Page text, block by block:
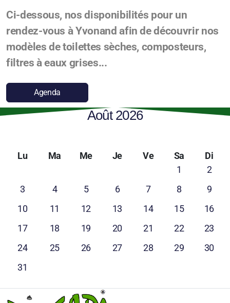
Ci-dessous, nos disponibilités pour un
rendez-vous à Yvonand afin de découvrir nos
modèles de toilettes sèches, composteurs,
filtres à eaux grises...
Agenda
Août 2026
Lu Ma Me Je Ve Sa
Di
1
2
3
4 5 6 7 8
9
10
11 12 13 14 15
16
17
18 19 20 21 22
23
24
25 26 27 28 29
30
31